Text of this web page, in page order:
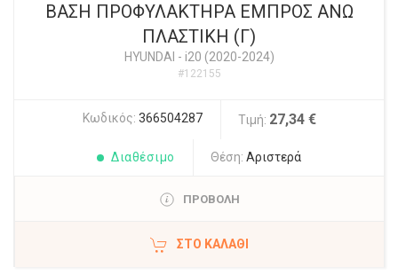
ΒΑΣΗ ΠΡΟΦΥΛΑΚΤΗΡΑ ΕΜΠΡΟΣ ΑΝΩ
ΠΛΑΣΤΙΚΗ (Γ)
HYUNDAI - i20 (2020-2024)
#122155
Κωδικός: 366504287 Τιμή: 27,34 €
Διαθέσιμο Θέση: Αριστερά
ΠΡΟΒΟΛΗ
ΣΤΟ ΚΑΛΆΘΙ